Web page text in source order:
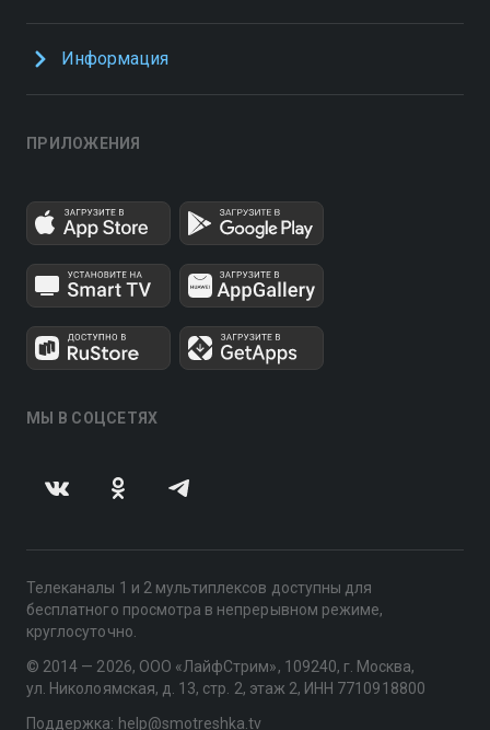
Информация
ПРИЛОЖЕНИЯ
МЫ В СОЦСЕТЯХ
Телеканалы 1 и 2 мультиплексов доступны для
бесплатного просмотра в непрерывном режиме,
круглосуточно.
© 2014 — 2026, ООО «ЛайфСтрим», 109240, г. Москва,
ул. Николоямская, д. 13, стр. 2, этаж 2, ИНН 7710918800
Поддержка: help@smotreshka.tv